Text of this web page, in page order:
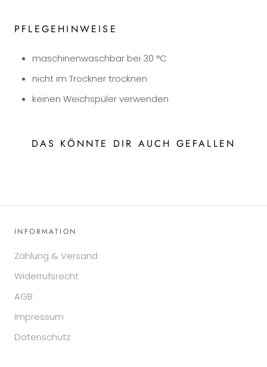
PFLEGEHINWEISE
maschinenwaschbar bei 30 °C
nicht im Trockner trocknen
keinen Weichspüler verwenden
DAS KÖNNTE DIR AUCH GEFALLEN
INFORMATION
Zahlung & Versand
Widerrufsrecht
AGB
Impressum
Datenschutz